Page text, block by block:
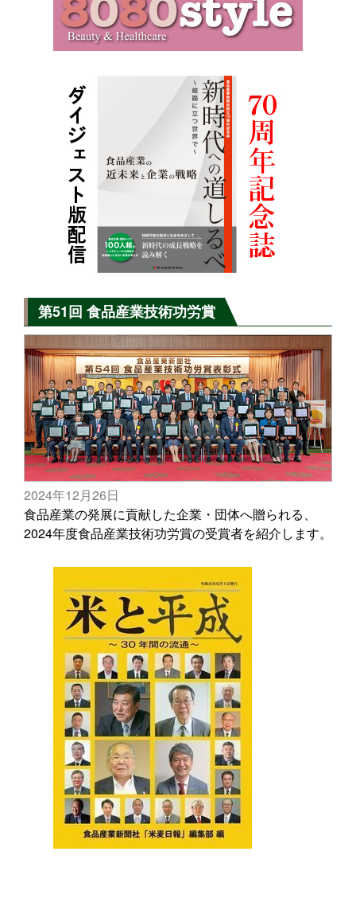
第51回 食品産業技術功労賞
2024年12月26日
食品産業の発展に貢献した企業・団体へ贈られる、
2024年度食品産業技術功労賞の受賞者を紹介します。